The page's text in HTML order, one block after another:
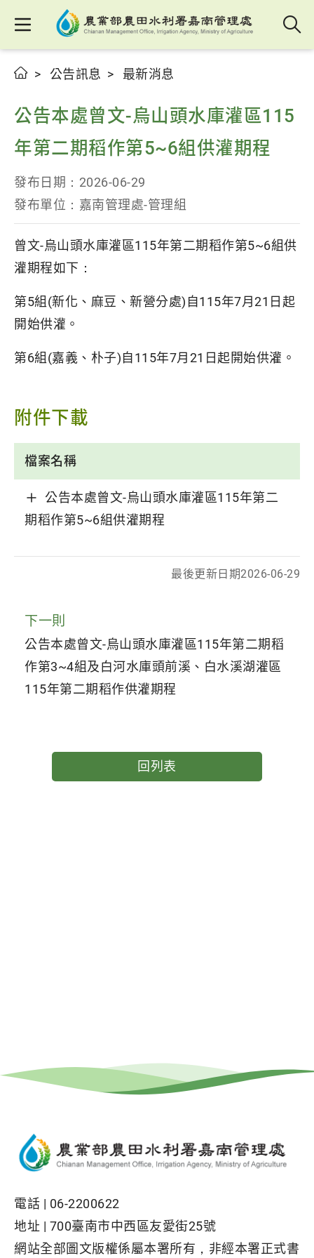
公告訊息 最新消息
公告本處曾文-烏山頭水庫灌區115
年第二期稻作第5~6組供灌期程
發布日期： 2026-06-29
發布單位： 嘉南管理處-管理組
曾文-烏山頭水庫灌區115年第二期稻作第5~6組供
灌期程如下：
第5組(新化、麻豆、新營分處)自115年7月21日起
開始供灌。
第6組(嘉義、朴子)自115年7月21日起開始供灌。
附件下載
檔案名稱
公告本處曾文-烏山頭水庫灌區115年第二
期稻作第5~6組供灌期程
最後更新日期2026-06-29
下一則
公告本處曾文-烏山頭水庫灌區115年第二期稻
作第3~4組及白河水庫頭前溪、白水溪湖灌區
115年第二期稻作供灌期程
回列表
電話 | 06-2200622
地址 | 700臺南市中西區友愛街25號
網站全部圖文版權係屬本署所有，非經本署正式書